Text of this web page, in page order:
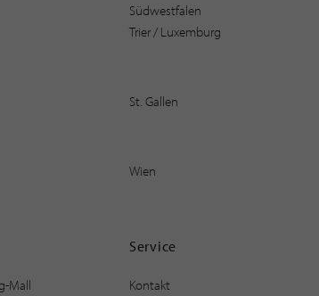
Südwestfalen
Trier / Luxemburg
St. Gallen
Wien
Mall
Service
Kontakt